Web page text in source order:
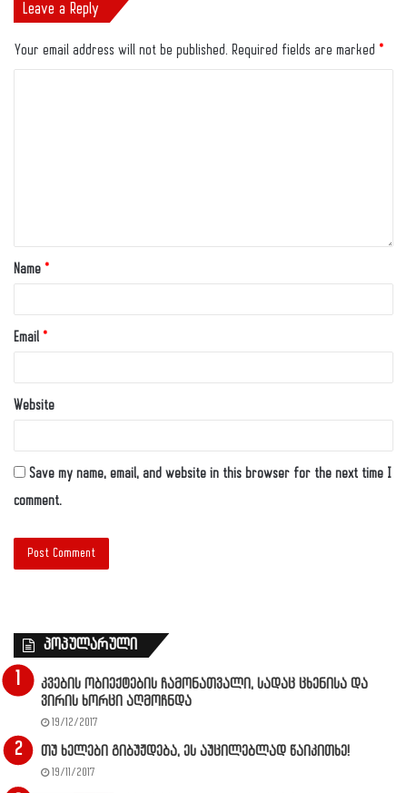
Leave a Reply
Your email address will not be published. Required fields are marked *
Name *
Email *
Website
Save my name, email, and website in this browser for the next time I
comment.
პოპულარული
კვების ობიექტების ჩამონათვალი, სადაც ცხენისა და
ვირის ხორცი აღმოჩნდა
19/12/2017
თუ ხელები გიბუჟდება, ეს აუცილებლად წაიკითხე!
19/11/2017